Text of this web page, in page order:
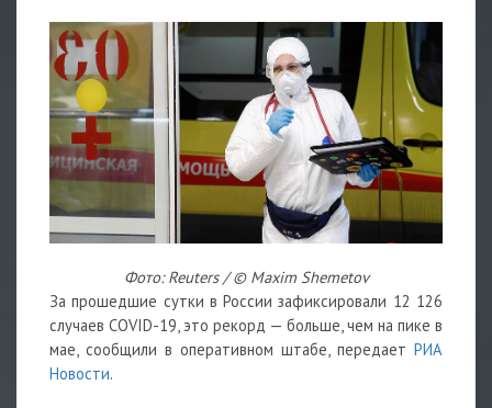
Фото: Reuters / © Maxim Shemetov
За прошедшие сутки в России зафиксировали 12 126
случаев COVID-19, это рекорд — больше, чем на пике в
мае, сообщили в оперативном штабе, передает РИА
Новости.